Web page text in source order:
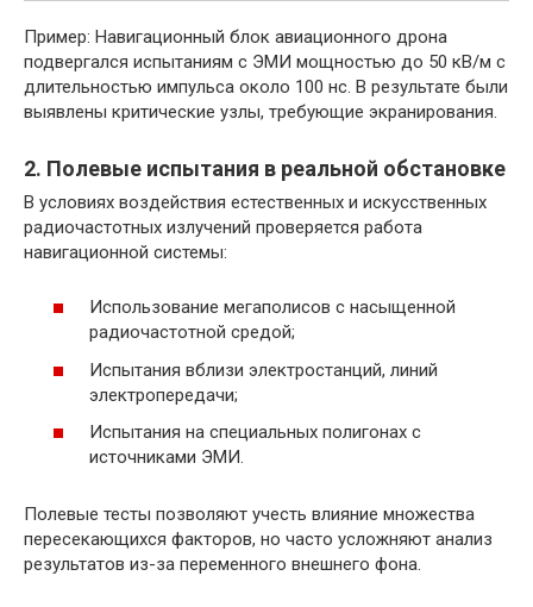
Пример: Навигационный блок авиационного дрона
подвергался испытаниям с ЭМИ мощностью до 50 кВ/м с
длительностью импульса около 100 нс. В результате были
выявлены критические узлы, требующие экранирования.
2. Полевые испытания в реальной обстановке
В условиях воздействия естественных и искусственных
радиочастотных излучений проверяется работа
навигационной системы:
Использование мегаполисов с насыщенной
радиочастотной средой;
Испытания вблизи электростанций, линий
электропередачи;
Испытания на специальных полигонах с
источниками ЭМИ.
Полевые тесты позволяют учесть влияние множества
пересекающихся факторов, но часто усложняют анализ
результатов из-за переменного внешнего фона.